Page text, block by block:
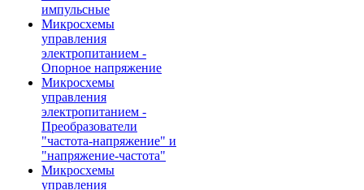
импульсные
Микросхемы
управления
электропитанием -
Опорное напряжение
Микросхемы
управления
электропитанием -
Преобразователи
"частота-напряжение" и
"напряжение-частота"
Микросхемы
управления